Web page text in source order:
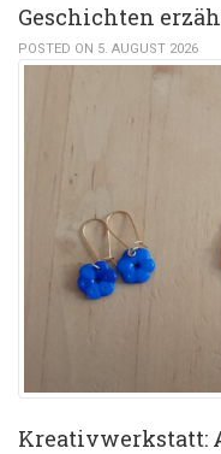
Geschichten
POSTED ON 5. AUGUST 2026
Kreativwerkstatt: